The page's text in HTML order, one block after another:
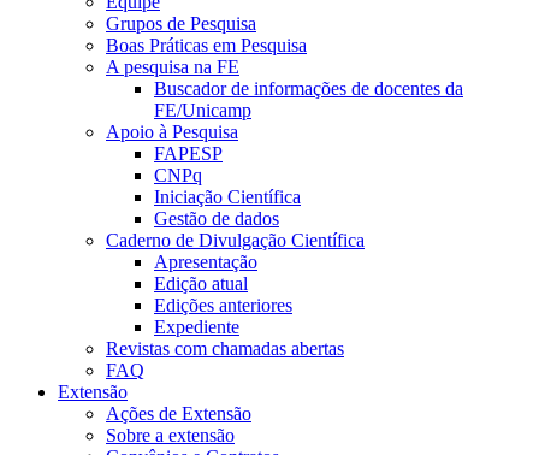
Grupos de Pesquisa
Boas Práticas em Pesquisa
A pesquisa na FE
Buscador de informações de docentes da
FE/Unicamp
Apoio à Pesquisa
FAPESP
CNPq
Iniciação Científica
Gestão de dados
Caderno de Divulgação Científica
Apresentação
Edição atual
Edições anteriores
Expediente
Revistas com chamadas abertas
FAQ
Extensão
Ações de Extensão
Sobre a extensão